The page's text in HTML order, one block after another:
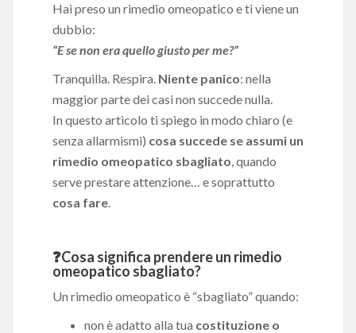
Hai preso un rimedio omeopatico e ti viene un
dubbio:
“E se non era quello giusto per me?”
Tranquilla. Respira. Niente panico: nella
maggior parte dei casi non succede nulla.
In questo articolo ti spiego in modo chiaro (e
senza allarmismi) cosa succede se assumi un
rimedio omeopatico sbagliato, quando
serve prestare attenzione… e soprattutto
cosa fare.
❓Cosa significa prendere un rimedio
omeopatico sbagliato?
Un rimedio omeopatico è “sbagliato” quando:
non è adatto alla tua costituzione o